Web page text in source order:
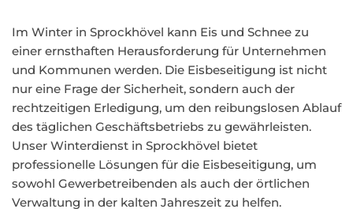
Im Winter in Sprockhövel kann Eis und Schnee zu
einer ernsthaften Herausforderung für Unternehmen
und Kommunen werden. Die Eisbeseitigung ist nicht
nur eine Frage der Sicherheit, sondern auch der
rechtzeitigen Erledigung, um den reibungslosen Ablauf
des täglichen Geschäftsbetriebs zu gewährleisten.
Unser Winterdienst in Sprockhövel bietet
professionelle Lösungen für die Eisbeseitigung, um
sowohl Gewerbetreibenden als auch der örtlichen
Verwaltung in der kalten Jahreszeit zu helfen.